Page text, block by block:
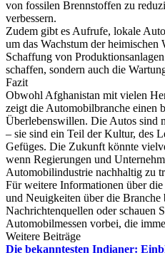
von fossilen Brennstoffen zu
verbessern.
Zudem gibt es Aufrufe, lokale
um das Wachstum der
Schaffung von
schaffen, sondern auch die
Fazit
Obwohl Afghanistan mit vielen
zeigt die Automobilbranche einen
Überlebenswillen. Die Autos sind
– sie sind ein Teil der Kultur, des
Gefüges. Die Zukunft könnte
wenn Regierungen und
Automobilindustrie nachhaltig zu
Für weitere Informationen über
und Neuigkeiten über die Branche
Nachrichtenquellen oder schauen
Automobilmessen vorbei, die
Weitere Beiträge
Die bekanntesten Indianer: